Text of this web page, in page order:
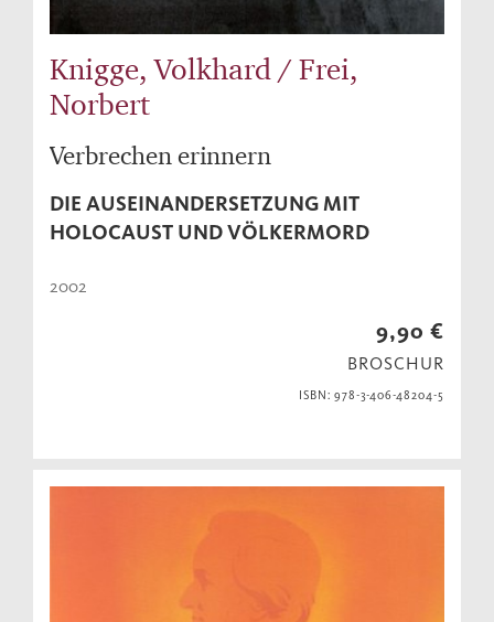
Knigge, Volkhard / Frei,
Norbert
Verbrechen erinnern
DIE AUSEINANDERSETZUNG MIT
HOLOCAUST UND VÖLKERMORD
2002
9,90 €
BROSCHUR
ISBN: 978-3-406-48204-5